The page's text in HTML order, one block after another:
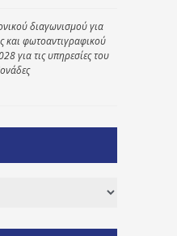
διαγωνισμού για
και φωτοαντιγραφικού
για τις υπηρεσίες του